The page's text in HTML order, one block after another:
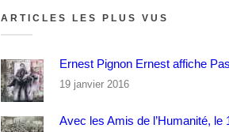
ARTICLES LES PLUS VUS
Ernest Pignon Ernest affiche
19 janvier 2016
Avec les Amis de l’Humanité, le